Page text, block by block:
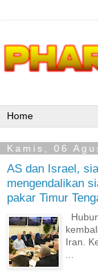
Kamis, 06
AS dan Israel,
mengendalikan
pakar Timur
Iran.
...